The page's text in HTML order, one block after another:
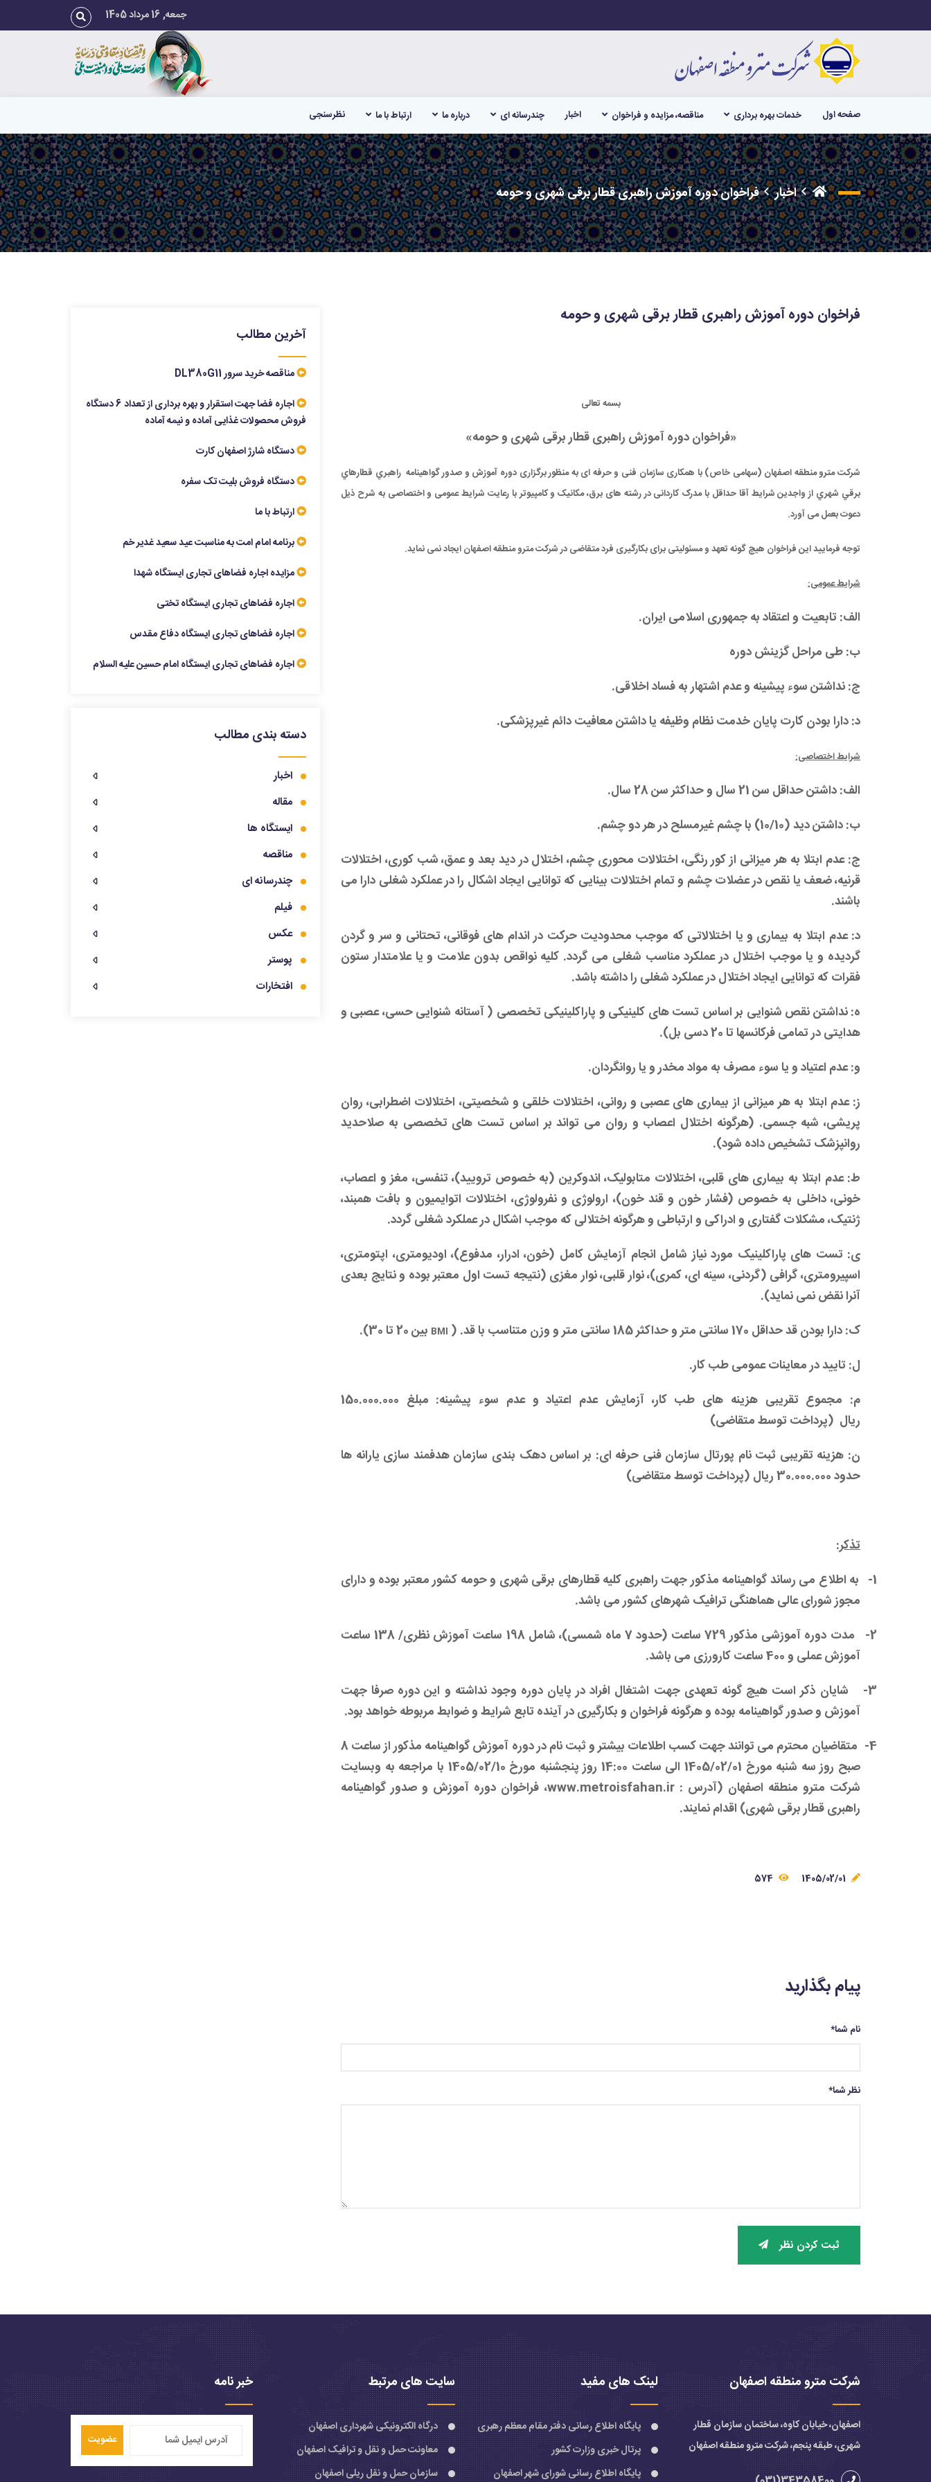
جمعه, 16 مرداد 1405
صفحه اول خدمات بهره برداری مناقصه، مزایده و فراخوان اخبار چندرسانه ای درباره ما ارتباط با ما نظرسنجی
اخبار فراخوان دوره آموزش راهبری قطار برقی شهری و حومه
فراخوان دوره آموزش راهبری قطار برقی شهری و حومه
بسمه تعالی
«فراخوان دوره آموزش راهبری قطار برقی شهری و حومه»
شرکت مترو منطقه اصفهان (سهامی خاص) با همکاری سازمان فنی و حرفه ای به منظور برگزاری دوره آموزش و صدور گواهينامه راهبري قطارهاي
برقي شهري از واجدین شرایط آقا حداقل با مدرک کاردانی در رشته های برق، مکانیک و کامپیوتر با رعایت شرایط عمومی و اختصاصی به شرح ذیل
دعوت بعمل می آورد.
توجه فرمایید این فراخوان هیچ گونه تعهد و مسئولیتی برای بکارگیری فرد متقاضی در شرکت مترو منطقه اصفهان ایجاد نمی نماید.
شرایط عمومی:
الف: تابعیت و اعتقاد به جمهوری اسلامی ایران.
ب: طی مراحل گزینش دوره
ج: نداشتن سوء پیشینه و عدم اشتهار به فساد اخلاقی.
د: دارا بودن کارت پایان خدمت نظام وظیفه یا داشتن معافیت دائم غیرپزشکی.
شرایط اختصاصی:
الف: داشتن حداقل سن 21 سال و حداکثر سن 28 سال.
ب: داشتن دید (10‏/10) با چشم غیرمسلح در هر دو چشم.
ج: عدم ابتلا به هر میزانی از کور رنگی، اختلالات محوری چشم، اختلال در دید بعد و عمق، شب کوری، اختلالات
قرنیه، ضعف یا نقص در عضلات چشم و تمام اختلالات بینایی که توانایی ایجاد اشکال را در عملکرد شغلی دارا می
باشند.
د: عدم ابتلا به بیماری و یا اختلالاتی که موجب محدودیت حرکت در اندام های فوقانی، تحتانی و سر و گردن
گردیده و یا موجب اختلال در عملکرد مناسب شغلی می گردد. کلیه نواقص بدون علامت و یا علامتدار ستون
فقرات که توانایی ایجاد اختلال در عملکرد شغلی را داشته باشد.
ه: نداشتن نقص شنوایی بر اساس تست های کلینیکی و پاراکلینیکی تخصصی ( آستانه شنوایی حسی، عصبی و
هدایتی در تمامی فرکانسها تا 20 دسی بل).
و: عدم اعتیاد و یا سوء مصرف به مواد مخدر و یا روانگردان.
ز: عدم ابتلا به هر میزانی از بیماری های عصبی و روانی، اختلالات خلقی و شخصیتی، اختلالات اضطرابی، روان
پریشی، شبه جسمی. (هرگونه اختلال اعصاب و روان می تواند بر اساس تست های تخصصی به صلاحدید
روانپزشک تشخیص داده شود).
ط: عدم ابتلا به بیماری های قلبی، اختلالات متابولیک، اندوکرین (به خصوص ترویید)، تنفسی، مغز و اعصاب،
خونی، داخلی به خصوص (فشار خون و قند خون)، ارولوژی و نفرولوژی، اختلالات اتوایمیون و بافت همبند،
ژنتیک، مشکلات گفتاری و ادراکی و ارتباطی و هرگونه اختلالی که موجب اشکال در عملکرد شغلی گردد.
ی: تست های پاراکلینیک مورد نیاز شامل انجام آزمایش کامل (خون، ادرار، مدفوع)، اودیومتری، اپتومتری،
اسپیرومتری، گرافی (گردنی، سینه ای، کمری)، نوار قلبی، نوار مغزی (نتیجه تست اول معتبر بوده و نتایج بعدی
آنرا نقض نمی نماید).
ک: دارا بودن قد حداقل 170 سانتی متر و حداکثر 185 سانتی متر و وزن متناسب با قد. (
BMI بین 20 تا 30).
ل: تایید در معاینات عمومی طب کار.
م: مجموع تقریبی هزینه های طب کار، آزمایش عدم اعتیاد و عدم سوء پیشینه: مبلغ 150.000.000
ریال (پرداخت توسط متقاضی)
ن: هزینه تقریبی ثبت نام پورتال سازمان فنی حرفه ای: بر اساس دهک بندی سازمان هدفمند سازی یارانه ها
حدود 30.000.000 ریال (پرداخت توسط متقاضی)
تذکر:
1-
به اطلاع می رساند گواهینامه مذکور جهت راهبری کلیه قطارهای برقی شهری و حومه کشور معتبر بوده و دارای
مجوز شورای عالی هماهنگی ترافیک شهرهای کشور می باشد.
2-
مدت دوره آموزشی مذکور 729 ساعت (حدود 7 ماه شمسی)، شامل 198 ساعت آموزش نظری/ 138 ساعت
آموزش عملی و 400 ساعت کارورزی می باشد.
3-
شایان ذکر است هیچ گونه تعهدی جهت اشتغال افراد در پایان دوره وجود نداشته و این دوره صرفا جهت
آموزش و صدور گواهینامه بوده و هرگونه فراخوان و بکارگیری در آینده تابع شرایط و ضوابط مربوطه خواهد بود.
4-
متقاضیان محترم می توانند جهت کسب اطلاعات بیشتر و ثبت نام در دوره آموزش گواهینامه مذکور از ساعت 8
صبح روز سه شنبه مورخ 1405/02/01 الی ساعت 14:00 روز پنجشنبه مورخ 1405/02/10 با مراجعه به وبسایت
شرکت مترو منطقه اصفهان (آدرس :www.metroisfahan.ir، فراخوان دوره آموزش و صدور گواهینامه
راهبری قطار برقی شهری) اقدام نمایند.
پیام بگذارید
نام شما*
نظر شما*
ثبت کردن نظر
آخرین مطالب
مناقصه خرید سرور DL380G11
اجاره فضا جهت استقرار و بهره برداری از تعداد 6 دستگاه
فروش محصولات غذایی آماده و نیمه آماده
دستگاه شارژ اصفهان کارت
دستگاه فروش بلیت تک سفره
ارتباط با ما
برنامه امام امت به مناسبت عید سعید غدیر خم
مزایده اجاره فضاهای تجاری ایستگاه شهدا
اجاره فضاهای تجاری ایستگاه تختی
اجاره فضاهای تجاری ایستگاه دفاع مقدس
اجاره فضاهای تجاری ایستگاه امام حسین علیه السلام
دسته بندی مطالب
اخبار
مقاله
ایستگاه ها
مناقصه
چندرسانه ای
فیلم
عکس
پوستر
افتخارات
شرکت مترو منطقه اصفهان
اصفهان، خیابان کاوه، ساختمان سازمان قطار
شهری، طبقه پنجم، شرکت مترو منطقه اصفهان
لینک های مفید
پایگاه اطلاع رسانی دفتر مقام معظم رهبری
پرتال خبری وزارت کشور
پایگاه اطلاع رسانی شورای شهر اصفهان
سایت های مرتبط
درگاه الکترونیکی شهرداری اصفهان
معاونت حمل و نقل و ترافیک اصفهان
سازمان حمل و نقل ریلی اصفهان
خبر نامه
عضویت